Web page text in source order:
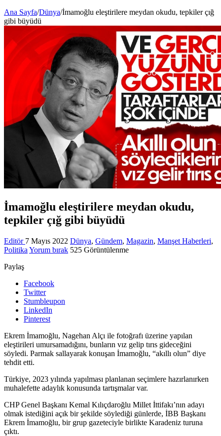
Ana Sayfa/Dünya/İmamoğlu eleştirilere meydan okudu, tepkiler çığ
gibi büyüdü
İmamoğlu eleştirilere meydan okudu,
tepkiler çığ gibi büyüdü
Editör 7 Mayıs 2022 Dünya, Gündem, Magazin, Manşet Haberleri,
Politika Yorum bırak 525 Görüntülenme
Paylaş
Facebook
Twitter
Stumbleupon
LinkedIn
Pinterest
Ekrem İmamoğlu, Nagehan Alçı ile fotoğrafı üzerine yapılan
eleştirileri umursamadığını, bunların vız gelip tırıs gideceğini
söyledi. Parmak sallayarak konuşan İmamoğlu, “akıllı olun” diye
tehdit etti.
Türkiye, 2023 yılında yapılması planlanan seçimlere hazırlanırken
muhalefette adaylık konusunda tartışmalar var.
CHP Genel Başkanı Kemal Kılıçdaroğlu Millet İttifakı’nın adayı
olmak istediğini açık bir şekilde söylediği günlerde, İBB Başkanı
Ekrem İmamoğlu, bir grup gazeteciyle birlikte Karadeniz turuna
çıktı.